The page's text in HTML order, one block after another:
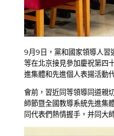
9月9日，黨和國家領導人習
等在北京接見參加慶祝第四
進集體和先進個人表揚活動
會前，習近同等領導同道親
師節暨全國教導系統先進集
同代表們熱情握手，并同大